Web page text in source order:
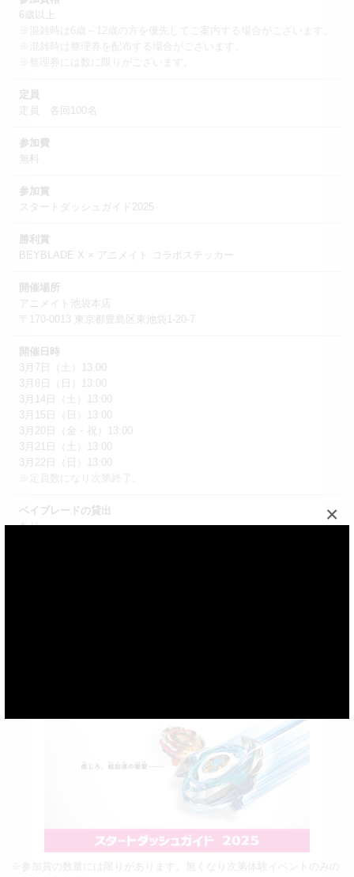
×
6歳以上
※混雑時は6歳～12歳の方を優先してご案内する場合がございます。
※混雑時は整理券を配布する場合がございます。
※整理券には数に限りがございます。
定員
定員 各回100名
参加費
無料
参加賞
スタートダッシュガイド2025
勝利賞
BEYBLADE X × アニメイト コラボステッカー
開催場所
アニメイト池袋本店
〒170-0013 東京都豊島区東池袋1-20-7
開催日時
3月7日（土）13:00
3月8日（日）13:00
3月14日（土）13:00
3月15日（日）13:00
3月20日（金・祝）13:00
3月21日（土）13:00
3月22日（日）13:00
※定員数になり次第終了。
ベイブレードの貸出
あり